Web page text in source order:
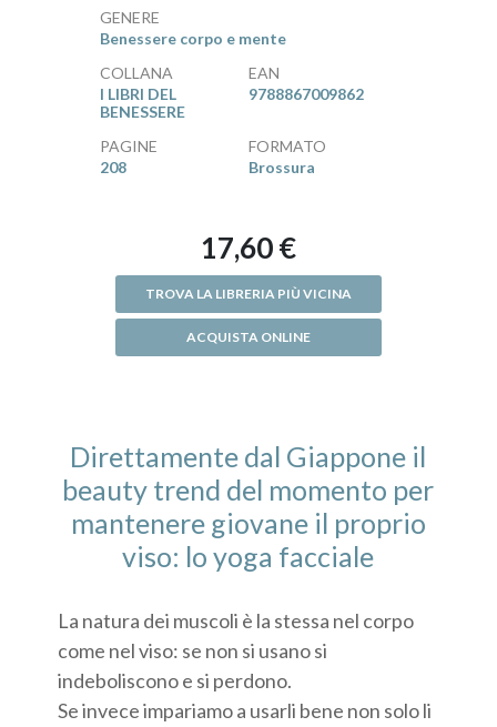
GENERE
Benessere corpo e mente
COLLANA
I LIBRI DEL
BENESSERE
EAN
9788867009862
PAGINE
208
FORMATO
Brossura
17,60 €
TROVA LA LIBRERIA PIÙ VICINA
ACQUISTA ONLINE
Direttamente dal Giappone il
beauty trend del momento per
mantenere giovane il proprio
viso: lo yoga facciale
La natura dei muscoli è la stessa nel corpo
come nel viso: se non si usano si
indeboliscono e si perdono.
Se invece impariamo a usarli bene non solo li